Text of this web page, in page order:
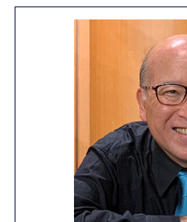
と思います。まず最初に、第
エピソードをお話しました
が、12音技法など前衛音楽の
美を知っている現代の作曲家
の視点からどのように感じた
のかお聞かせください。